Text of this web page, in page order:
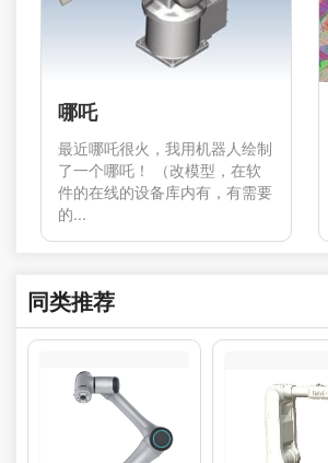
哪吒
最近哪吒很火，我用机器人绘制
了一个哪吒！ （改模型，在软
件的在线的设备库内有，有需要
的...
同类推荐